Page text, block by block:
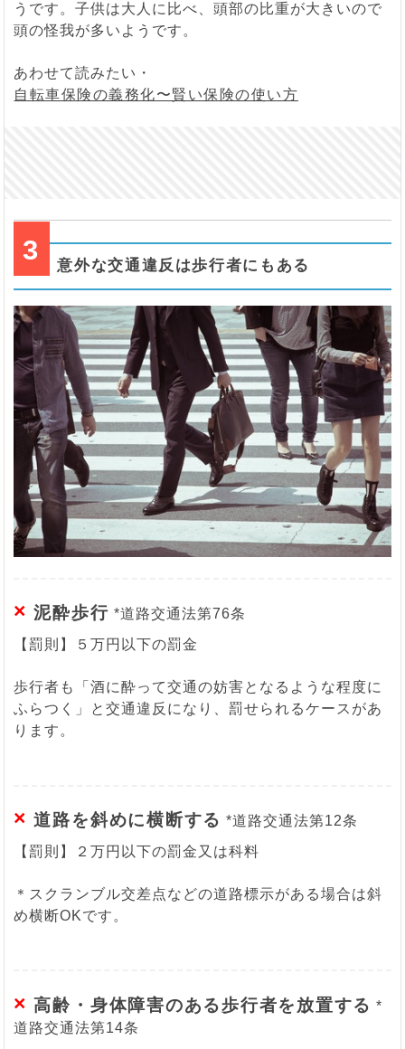
うです。子供は大人に比べ、頭部の比重が大きいので
頭の怪我が多いようです。
あわせて読みたい・
自転車保険の義務化〜賢い保険の使い方
3
意外な交通違反は歩行者にもある
× 泥酔歩行 *道路交通法第76条
【罰則】５万円以下の罰金
歩行者も「酒に酔って交通の妨害となるような程度に
ふらつく」と交通違反になり、罰せられるケースがあ
ります。
× 道路を斜めに横断する *道路交通法第12条
【罰則】２万円以下の罰金又は科料
＊スクランブル交差点などの道路標示がある場合は斜
め横断OKです。
× 高齢・身体障害のある歩行者を放置する *
道路交通法第14条